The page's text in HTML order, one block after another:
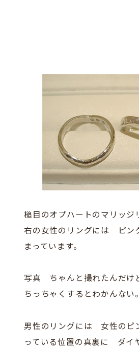
槌目のオプハートのマリッジ
右の女性のリングには ピン
まっています。
写真 ちゃんと撮れたんだけ
ちっちゃくするとわかんない。
男性のリングには 女性のピ
っている位置の真裏に ダイ